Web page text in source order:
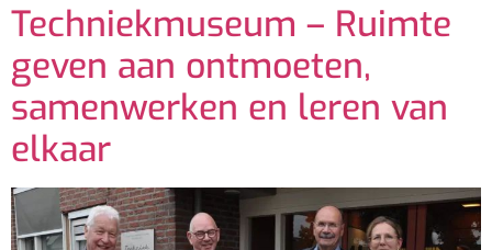
Techniekmuseum – Ruimte
geven aan ontmoeten,
samenwerken en leren van
elkaar